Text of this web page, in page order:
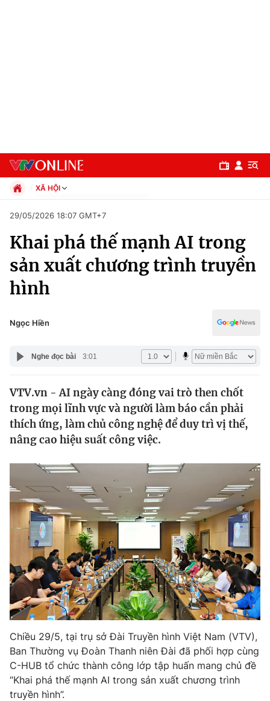
Chuyên mục
Chính trị
Thế giới
Tin tức
Thế giới đó đây
Câu chuyện quốc tế
Kinh tế
Tài chính
Thị trường
Góc doanh nghiệp
Dữ liệu và đời sống
Truyền hình
Phim VTV
Hậu trường
Nhân vật
Khán giả
Giải sao mai
Giải trí
Điện ảnh
Âm nhạc
Đời sống
Du lịch
Làm đẹp
Chất lượng cuộc sống
Giáo dục
Tuyển sinh
Học trực tuyến
Công nghệ
Hitech Công nghệ tương lai
Giao lưu trực tuyến
XÃ HỘI
Xã hội
Pháp luật
Kinh tế
Thể thao
Truyền hình
Giáo dục
29/05/2026 18:07 GMT+7
Khai phá thế mạnh AI trong
sản xuất chương trình truyền
hình
Ngọc Hiền
Nghe đọc bài 3:01
VTV.vn - AI ngày càng đóng vai trò then chốt
trong mọi lĩnh vực và người làm báo cần phải
thích ứng, làm chủ công nghệ để duy trì vị thế,
nâng cao hiệu suất công việc.
Chiều 29/5, tại trụ sở Đài Truyền hình Việt Nam (VTV),
Ban Thường vụ Đoàn Thanh niên Đài đã phối hợp cùng
C-HUB tổ chức thành công lớp tập huấn mang chủ đề
“Khai phá thế mạnh AI trong sản xuất chương trình
truyền hình”.